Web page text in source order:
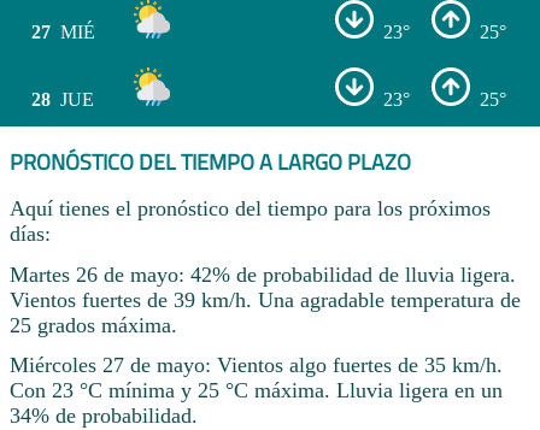
27 MIÉ 23° 25°
28 JUE 23° 25°
PRONÓSTICO DEL TIEMPO A LARGO PLAZO
Aquí tienes el pronóstico del tiempo para los próximos
días:
Martes 26 de mayo: 42% de probabilidad de lluvia ligera.
Vientos fuertes de 39 km/h. Una agradable temperatura de
25 grados máxima.
Miércoles 27 de mayo: Vientos algo fuertes de 35 km/h.
Con 23 °C mínima y 25 °C máxima. Lluvia ligera en un
34% de probabilidad.